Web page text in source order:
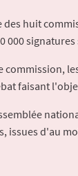
huit
000
faisant
issues d'au